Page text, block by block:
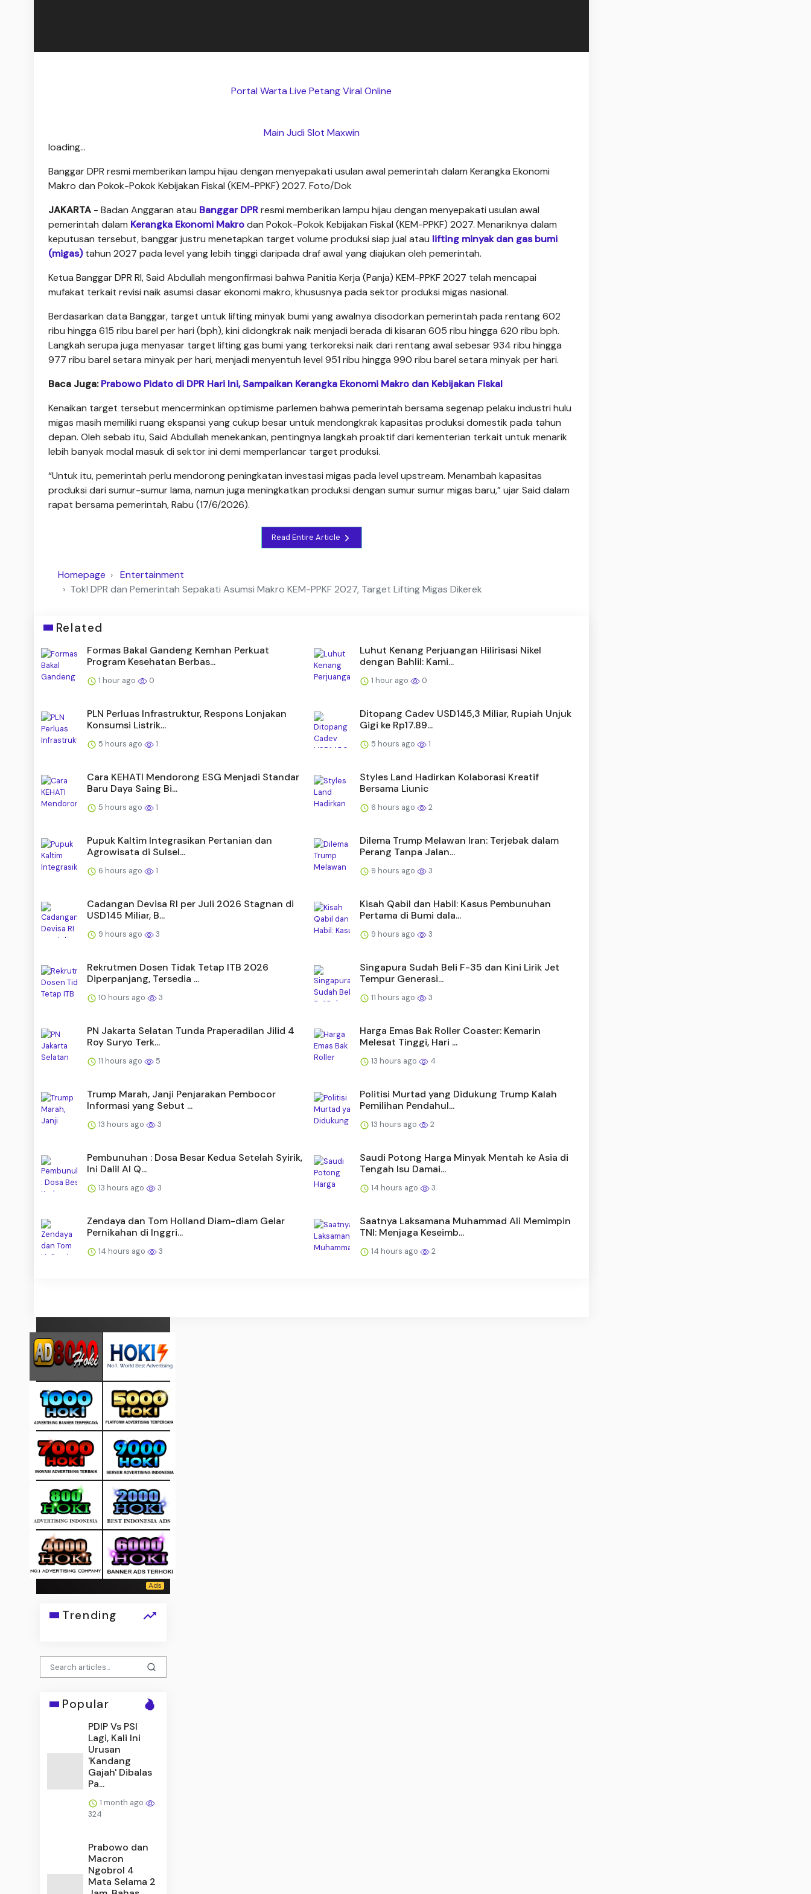
Portal Warta Live Petang Viral Online
Main Judi Slot Maxwin
loading...
Banggar DPR resmi memberikan lampu hijau dengan menyepakati usulan awal pemerintah dalam Kerangka Ekonomi
Makro dan Pokok-Pokok Kebijakan Fiskal (KEM-PPKF) 2027. Foto/Dok
JAKARTA - Badan Anggaran atau Banggar DPRresmi memberikan lampu hijau dengan menyepakati usulan awal
pemerintah dalam Kerangka Ekonomi Makrodan Pokok-Pokok Kebijakan Fiskal (KEM-PPKF) 2027. Menariknya dalam
keputusan tersebut, banggar justru menetapkan target volume produksi siap jual atau lifting minyak dan gas bumi
(migas)tahun 2027 pada level yang lebih tinggi daripada draf awal yang diajukan oleh pemerintah.
Ketua Banggar DPR RI, Said Abdullah mengonfirmasi bahwa Panitia Kerja (Panja) KEM-PPKF 2027 telah mencapai
mufakat terkait revisi naik asumsi dasar ekonomi makro, khususnya pada sektor produksi migas nasional.
Berdasarkan data Banggar, target untuk lifting minyak bumi yang awalnya disodorkan pemerintah pada rentang 602
ribu hingga 615 ribu barel per hari (bph), kini didongkrak naik menjadi berada di kisaran 605 ribu hingga 620 ribu bph.
Langkah serupa juga menyasar target lifting gas bumi yang terkoreksi naik dari rentang awal sebesar 934 ribu hingga
977 ribu barel setara minyak per hari, menjadi menyentuh level 951 ribu hingga 990 ribu barel setara minyak per hari.
Baca Juga:Prabowo Pidato di DPR Hari Ini, Sampaikan Kerangka Ekonomi Makro dan Kebijakan Fiskal
Kenaikan target tersebut mencerminkan optimisme parlemen bahwa pemerintah bersama segenap pelaku industri hulu
migas masih memiliki ruang ekspansi yang cukup besar untuk mendongkrak kapasitas produksi domestik pada tahun
depan. Oleh sebab itu, Said Abdullah menekankan, pentingnya langkah proaktif dari kementerian terkait untuk menarik
lebih banyak modal masuk di sektor ini demi memperlancar target produksi.
“Untuk itu, pemerintah perlu mendorong peningkatan investasi migas pada level upstream. Menambah kapasitas
produksi dari sumur-sumur lama, namun juga meningkatkan produksi dengan sumur sumur migas baru,” ujar Said dalam
rapat bersama pemerintah, Rabu (17/6/2026).
Read Entire Article
Homepage
Entertainment
Tok! DPR dan Pemerintah Sepakati Asumsi Makro KEM-PPKF 2027, Target Lifting Migas Dikerek
Related
Formas Bakal Gandeng Kemhan Perkuat
Program Kesehatan Berbas...
1 hour ago 0
Luhut Kenang Perjuangan Hilirisasi Nikel
dengan Bahlil: Kami...
1 hour ago 0
PLN Perluas Infrastruktur, Respons Lonjakan
Konsumsi Listrik...
5 hours ago 1
Ditopang Cadev USD145,3 Miliar, Rupiah Unjuk
Gigi ke Rp17.89...
5 hours ago 1
Cara KEHATI Mendorong ESG Menjadi Standar
Baru Daya Saing Bi...
5 hours ago 1
Styles Land Hadirkan Kolaborasi Kreatif
Bersama Liunic
6 hours ago 2
Pupuk Kaltim Integrasikan Pertanian dan
Agrowisata di Sulsel...
6 hours ago 1
Dilema Trump Melawan Iran: Terjebak dalam
Perang Tanpa Jalan...
9 hours ago 3
Cadangan Devisa RI per Juli 2026 Stagnan di
USD145 Miliar, B...
9 hours ago 3
Kisah Qabil dan Habil: Kasus Pembunuhan
Pertama di Bumi dala...
9 hours ago 3
Rekrutmen Dosen Tidak Tetap ITB 2026
Diperpanjang, Tersedia ...
10 hours ago 3
Singapura Sudah Beli F-35 dan Kini Lirik Jet
Tempur Generasi...
11 hours ago 3
PN Jakarta Selatan Tunda Praperadilan Jilid 4
Roy Suryo Terk...
11 hours ago 5
Harga Emas Bak Roller Coaster: Kemarin
Melesat Tinggi, Hari ...
13 hours ago 4
Trump Marah, Janji Penjarakan Pembocor
Informasi yang Sebut ...
13 hours ago 3
Politisi Murtad yang Didukung Trump Kalah
Pemilihan Pendahul...
13 hours ago 2
Pembunuhan : Dosa Besar Kedua Setelah Syirik,
Ini Dalil Al Q...
13 hours ago 3
Saudi Potong Harga Minyak Mentah ke Asia di
Tengah Isu Damai...
14 hours ago 3
Zendaya dan Tom Holland Diam-diam Gelar
Pernikahan di Inggri...
14 hours ago 3
Saatnya Laksamana Muhammad Ali Memimpin
TNI: Menjaga Keseimb...
14 hours ago 2
Trending
Popular
PDIP Vs PSI
Lagi, Kali Ini
Urusan
'Kandang
Gajah' Dibalas
Pa...
1 month ago
324
Prabowo dan
Macron
Ngobrol 4
Mata Selama 2